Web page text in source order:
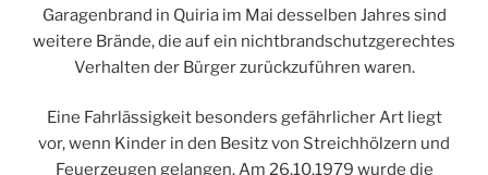
Garagenbrand in Quiria im Mai desselben Jahres sind
weitere Brände, die auf ein nichtbrandschutzgerechtes
Verhalten der Bürger zurückzuführen waren.
Eine Fahrlässigkeit besonders gefährlicher Art liegt
vor, wenn Kinder in den Besitz von Streichhölzern und
Feuerzeugen gelangen. Am 26.10.1979 wurde die